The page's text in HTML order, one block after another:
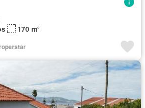
170 m²